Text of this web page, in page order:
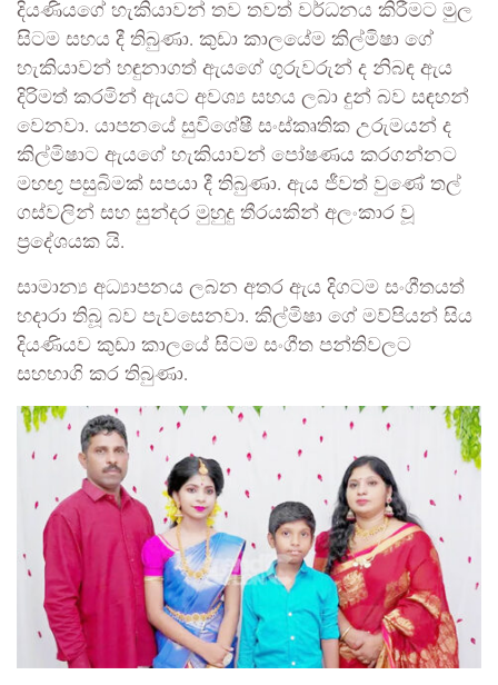
දියණියගේ හැකියාවන් තව තවත් වර්ධනය කිරීමට මුල
සිටම සහය දී තිබුණා. කුඩා කාලයේම කිල්මිෂා ගේ
හැකියාවන් හඳුනාගත් ඇයගේ ගුරුවරුන් ද නිබඳ ඇය
දිරිමත් කරමින් ඇයට අවශ්‍ය සහය ලබා දුන් බව සඳහන්
වෙනවා. යාපනයේ සුවිශේෂී සංස්කෘතික උරුමයන් ද
කිල්මිෂාට ඇයගේ හැකියාවන් පෝෂණය කරගන්නට
මහඟු පසුබිමක් සපයා දී තිබුණා. ඇය ජීවත් වුණේ තල්
ගස්වලින් සහ සුන්දර මුහුදු තීරයකින් අලංකාර වූ
ප්‍රදේශයක යි.
සාමාන්‍ය අධ්‍යාපනය ලබන අතර ඇය දිගටම සංගීතයත්
හදාරා තිබූ බව පැවසෙනවා. කිල්මිෂා ගේ මව්පියන් සිය
දියණියව කුඩා කාලයේ සිටම සංගීත පන්තිවලට
සහභාගි කර තිබුණා.